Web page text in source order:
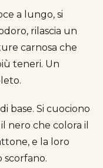
a lungo, si
rilascia un
carnosa che
teneri. Un
base. Si cuociono
nero che colora il
e la loro
scorfano.